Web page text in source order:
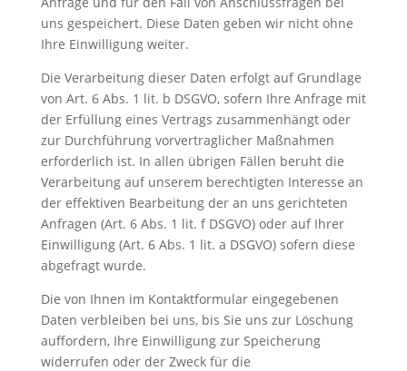
uns gespeichert. Diese Daten geben wir nicht ohne
Ihre Einwilligung weiter.
Die Verarbeitung dieser Daten erfolgt auf Grundlage
von Art. 6 Abs. 1 lit. b DSGVO, sofern Ihre Anfrage mit
der Erfüllung eines Vertrags zusammenhängt oder
zur Durchführung vorvertraglicher Maßnahmen
erforderlich ist. In allen übrigen Fällen beruht die
Verarbeitung auf unserem berechtigten Interesse an
der effektiven Bearbeitung der an uns gerichteten
Anfragen (Art. 6 Abs. 1 lit. f DSGVO) oder auf Ihrer
Einwilligung (Art. 6 Abs. 1 lit. a DSGVO) sofern diese
abgefragt wurde.
Die von Ihnen im Kontaktformular eingegebenen
Daten verbleiben bei uns, bis Sie uns zur Löschung
auffordern, Ihre Einwilligung zur Speicherung
widerrufen oder der Zweck für die